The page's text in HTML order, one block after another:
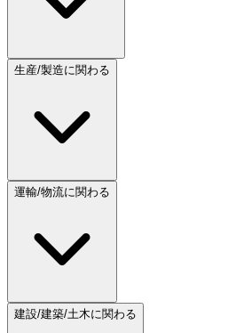
生産/製造に関わる
運輸/物流に関わる
建設/建築/土木に関わる